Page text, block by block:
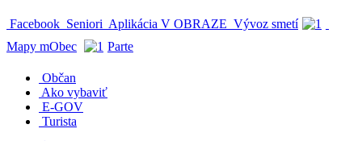
Facebook Seniori Aplikácia V OBRAZE Vývoz smetí
Mapy mObec
Parte
Občan
Ako vybaviť
E-GOV
Turista